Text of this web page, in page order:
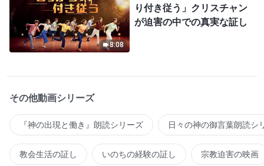
8:08
り付き従う」クリスチャン
が迫害の中での真実な証し
その他動画シリーズ
『神の出現と働き』朗読シリーズ 日々の神の御言葉朗読シ
教会生活の証し いのちの経験の証し 宗教迫害の映画